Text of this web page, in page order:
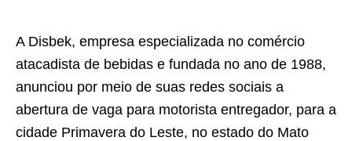
A Disbek, empresa especializada no comércio
atacadista de bebidas e fundada no ano de 1988,
anunciou por meio de suas redes sociais a
abertura de vaga para motorista entregador, para a
cidade Primavera do Leste, no estado do Mato